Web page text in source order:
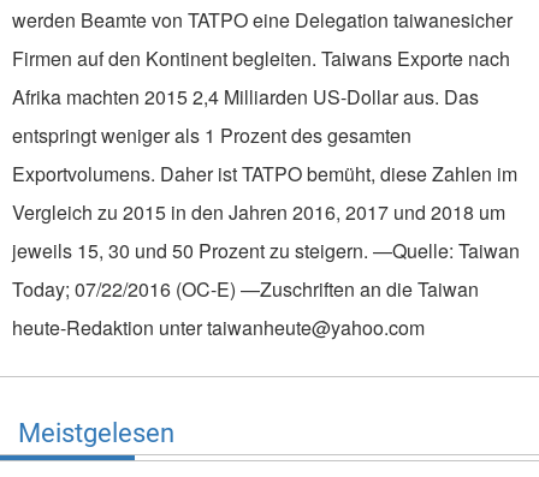
werden Beamte von TATPO eine Delegation taiwanesicher
Firmen auf den Kontinent begleiten. Taiwans Exporte nach
Afrika machten 2015 2,4 Milliarden US-Dollar aus. Das
entspringt weniger als 1 Prozent des gesamten
Exportvolumens. Daher ist TATPO bemüht, diese Zahlen im
Vergleich zu 2015 in den Jahren 2016, 2017 und 2018 um
jeweils 15, 30 und 50 Prozent zu steigern. —Quelle: Taiwan
Today; 07/22/2016 (OC-E) —Zuschriften an die Taiwan
heute-Redaktion unter taiwanheute@yahoo.com
Meistgelesen